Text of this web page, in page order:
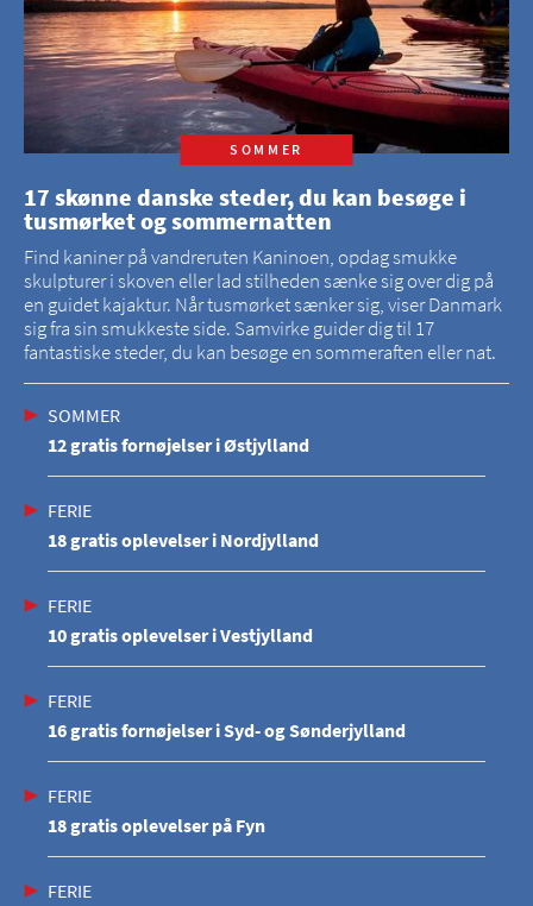
SOMMER
17 skønne danske steder, du kan besøge i
tusmørket og sommernatten
Find kaniner på vandreruten Kaninoen, opdag smukke
skulpturer i skoven eller lad stilheden sænke sig over dig på
en guidet kajaktur. Når tusmørket sænker sig, viser Danmark
sig fra sin smukkeste side. Samvirke guider dig til 17
fantastiske steder, du kan besøge en sommeraften eller nat.
SOMMER
12 gratis fornøjelser i Østjylland
FERIE
18 gratis oplevelser i Nordjylland
FERIE
10 gratis oplevelser i Vestjylland
FERIE
16 gratis fornøjelser i Syd- og Sønderjylland
FERIE
18 gratis oplevelser på Fyn
FERIE